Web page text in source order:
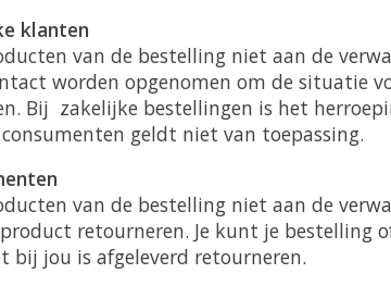
klanten
van de bestelling niet aan de
worden opgenomen om de situatie
Bij zakelijke bestellingen is het
geldt niet van toepassing.
van de bestelling niet aan de
retourneren. Je kunt je bestelling
bij jou is afgeleverd retourneren.